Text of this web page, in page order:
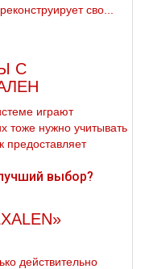
сво...
С
играют
тоже нужно учитывать
предоставляет
действительно